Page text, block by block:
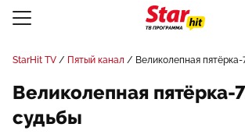
StarHit TV Пятый канал Великолепная
Великолепная пятёрка-
судьбы